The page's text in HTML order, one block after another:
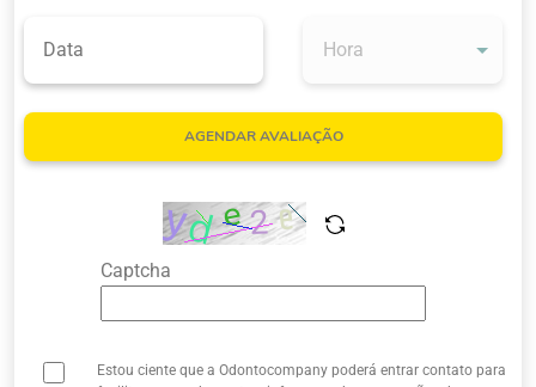
Quem Somos
AGENDAR AVALIAÇÃO
Captcha
Estou ciente que a Odontocompany poderá entrar contato para